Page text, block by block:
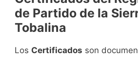
de Partido de la
Tobalina
Los Certificados son